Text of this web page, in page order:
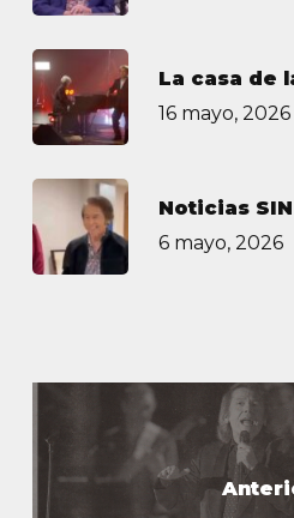
La casa de
16 mayo, 2026
Noticias SIN
6 mayo, 2026